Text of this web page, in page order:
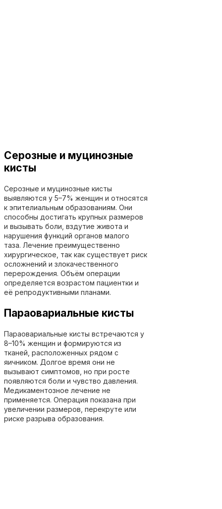
Серозные и муцинозные
кисты
Серозные и муцинозные кисты
выявляются у 5–7% женщин и относятся
к эпителиальным образованиям. Они
способны достигать крупных размеров
и вызывать боли, вздутие живота и
нарушения функций органов малого
таза. Лечение преимущественно
хирургическое, так как существует риск
осложнений и злокачественного
перерождения. Объём операции
определяется возрастом пациентки и
её репродуктивными планами.
Параовариальные кисты
Параовариальные кисты встречаются у
8–10% женщин и формируются из
тканей, расположенных рядом с
яичником. Долгое время они не
вызывают симптомов, но при росте
появляются боли и чувство давления.
Медикаментозное лечение не
применяется. Операция показана при
увеличении размеров, перекруте или
риске разрыва образования.